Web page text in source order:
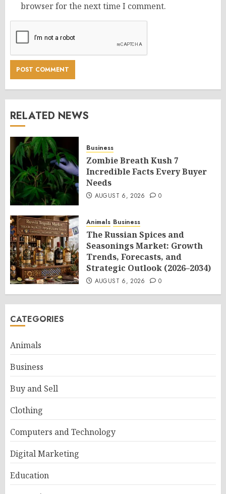
browser for the next time I comment.
RELATED NEWS
Business
Zombie Breath Kush 7
Incredible Facts Every Buyer
Needs
AUGUST 6, 2026 0
Animals Business
The Russian Spices and
Seasonings Market: Growth
Trends, Forecasts, and
Strategic Outlook (2026–2034)
AUGUST 6, 2026 0
CATEGORIES
Animals
Business
Buy and Sell
Clothing
Computers and Technology
Digital Marketing
Education